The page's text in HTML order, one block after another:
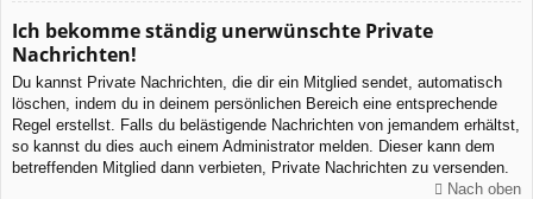
Ich bekomme ständig unerwünschte Private
Nachrichten!
Du kannst Private Nachrichten, die dir ein Mitglied sendet, automatisch
löschen, indem du in deinem persönlichen Bereich eine entsprechende
Regel erstellst. Falls du belästigende Nachrichten von jemandem erhältst,
so kannst du dies auch einem Administrator melden. Dieser kann dem
betreffenden Mitglied dann verbieten, Private Nachrichten zu versenden.
Nach oben